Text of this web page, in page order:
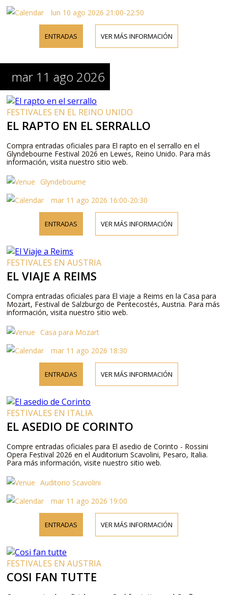
lun 10 ago 2026 21:00-22:50
ENTRADAS VER MÁS INFORMACIÓN
mar 11 ago 2026
FESTIVALES EN EL REINO UNIDO
EL RAPTO EN EL SERRALLO
Compra entradas oficiales para El rapto en el serrallo en el
Glyndebourne Festival 2026 en Lewes, Reino Unido. Para más
información, visita nuestro sitio web.
Glyndebourne
mar 11 ago 2026 16:00-20:30
ENTRADAS VER MÁS INFORMACIÓN
FESTIVALES EN AUSTRIA
EL VIAJE A REIMS
Compra entradas oficiales para El viaje a Reims en la Casa para
Mozart, Festival de Salzburgo de Pentecostés, Austria. Para más
información, visita nuestro sitio web.
Casa para Mozart
mar 11 ago 2026 18:30
ENTRADAS VER MÁS INFORMACIÓN
FESTIVALES EN ITALIA
EL ASEDIO DE CORINTO
Compre entradas oficiales para El asedio de Corinto - Rossini
Opera Festival 2026 en el Auditorium Scavolini, Pesaro, Italia.
Para más información, visite nuestro sitio web.
Auditorio Scavolini
mar 11 ago 2026 19:00
ENTRADAS VER MÁS INFORMACIÓN
FESTIVALES EN AUSTRIA
COSI FAN TUTTE